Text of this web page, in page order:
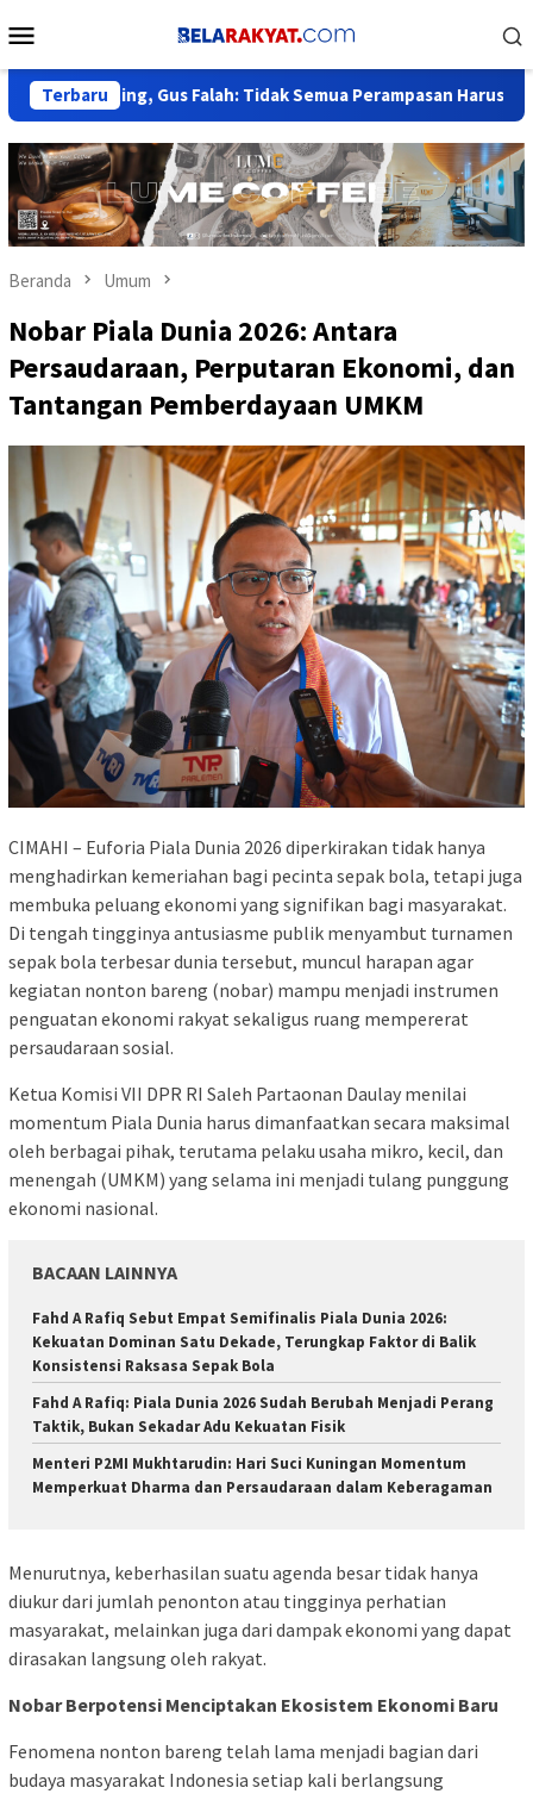
ke
Mobile
Terbaru
Gus Falah: Tidak Semua Perampasan Harus Tunggu
Beranda Umum
Nobar Piala Dunia 2026: Antara
Persaudaraan, Perputaran Ekonomi, dan
Tantangan Pemberdayaan UMKM
CIMAHI – Euforia Piala Dunia 2026 diperkirakan tidak hanya
menghadirkan kemeriahan bagi pecinta sepak bola, tetapi juga
membuka peluang ekonomi yang signifikan bagi masyarakat.
Di tengah tingginya antusiasme publik menyambut turnamen
sepak bola terbesar dunia tersebut, muncul harapan agar
kegiatan nonton bareng (nobar) mampu menjadi instrumen
penguatan ekonomi rakyat sekaligus ruang mempererat
persaudaraan sosial.
Ketua Komisi VII DPR RI Saleh Partaonan Daulay menilai
momentum Piala Dunia harus dimanfaatkan secara maksimal
oleh berbagai pihak, terutama pelaku usaha mikro, kecil, dan
menengah (UMKM) yang selama ini menjadi tulang punggung
ekonomi nasional.
BACAAN LAINNYA
Fahd A Rafiq Sebut Empat Semifinalis Piala Dunia 2026:
Kekuatan Dominan Satu Dekade, Terungkap Faktor di Balik
Konsistensi Raksasa Sepak Bola
Fahd A Rafiq: Piala Dunia 2026 Sudah Berubah Menjadi Perang
Taktik, Bukan Sekadar Adu Kekuatan Fisik
Menteri P2MI Mukhtarudin: Hari Suci Kuningan Momentum
Memperkuat Dharma dan Persaudaraan dalam Keberagaman
Menurutnya, keberhasilan suatu agenda besar tidak hanya
diukur dari jumlah penonton atau tingginya perhatian
masyarakat, melainkan juga dari dampak ekonomi yang dapat
dirasakan langsung oleh rakyat.
Nobar Berpotensi Menciptakan Ekosistem Ekonomi Baru
Fenomena nonton bareng telah lama menjadi bagian dari
budaya masyarakat Indonesia setiap kali berlangsung